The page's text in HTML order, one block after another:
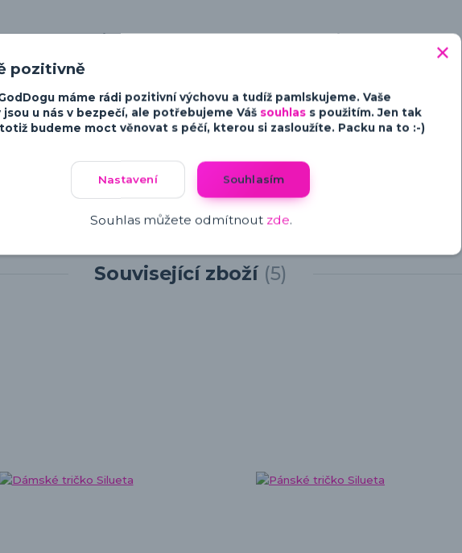
a charakter psů. Od minimalistických a moderních designů po vtipné a hravé
ke psům.
Související zboží 5
pozitivně
máme rádi pozitivní výchovu a tudíž pamlskujeme. Vaše
jsou u nás v bezpečí, ale potřebujeme Váš souhlas s použitím. Jen tak
totiž budeme moct věnovat s péčí, kterou si zasloužíte. Packu na to :-)
Nastavení Souhlasím
Souhlas můžete odmítnout zde.